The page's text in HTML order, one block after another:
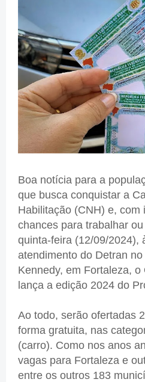
Boa notícia para a
que busca conquistar a
Habilitação (CNH) e, com
chances para trabalhar
quinta-feira (12/09/2024),
atendimento do Detran
Kennedy, em Fortaleza,
lança a edição 2024 do
Ao todo, serão ofertadas
forma gratuita, nas
(carro). Como nos anos
vagas para Fortaleza e
entre os outros 183